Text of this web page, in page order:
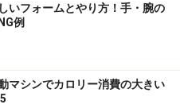
いフォームとやり方！手・腕の
例
マシンでカロリー消費の大きい